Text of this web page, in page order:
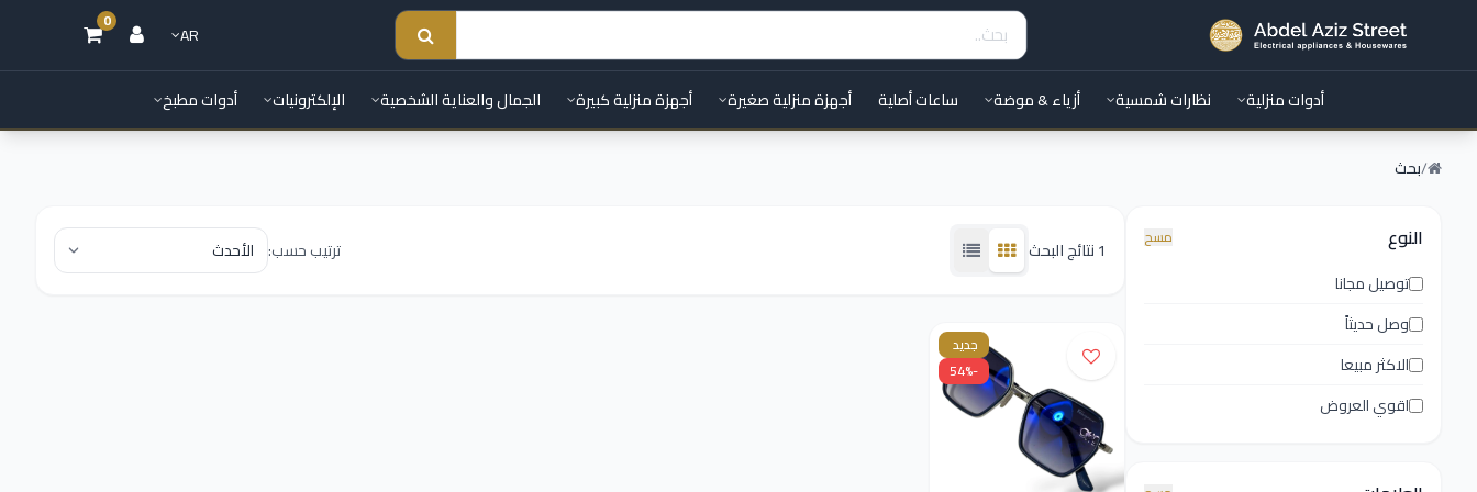
AR
0
أدوات منزلية نظارات شمسية أزياء & موضة ساعات أصلية أجهزة منزلية صغيرة أجهزة منزلية كبيرة الجمال والعناية الشخصية الإلكترونيات أدوات مطبخ
/بحث
النوع مسح
توصيل مجانا
وصل حديثاً
الاكثر مبيعا
اقوي العروض
1 نتائج البحث ترتيب حسب:
جديد
-54%